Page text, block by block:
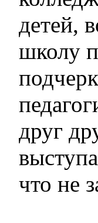
детей,
школу
друг
что не